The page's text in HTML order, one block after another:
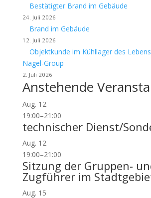
Bestätigter Brand im Gebäude
24. Juli 2026
Brand im Gebäude
12. Juli 2026
Objektkunde im Kühllager des
Nagel-Group
2. Juli 2026
Anstehende
Aug. 12
19:00–21:00
technischer Dienst/
Aug. 12
19:00–21:00
Sitzung der Gruppen-
Zugführer im
Aug. 15